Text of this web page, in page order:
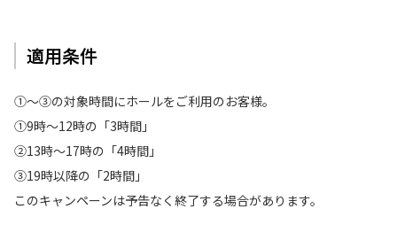
適用条件
①〜③の対象時間にホールをご利用のお客様。
①9時～12時の「3時間」
②13時～17時の「4時間」
③19時以降の「2時間」
このキャンペーンは予告なく終了する場合があります。